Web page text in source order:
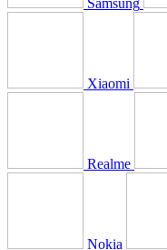
Xiaomi
Realme
Nokia